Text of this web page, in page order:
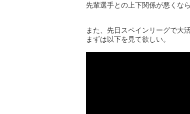
先輩選手との上下関係が悪くな
また、先日スペインリーグで大
まずは以下を見て欲しい。